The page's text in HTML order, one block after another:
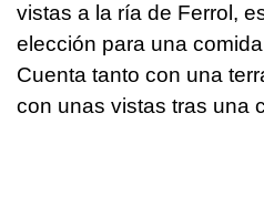
vistas a la ría de Ferrol,
elección para una
Cuenta tanto con una
con unas vistas tras una